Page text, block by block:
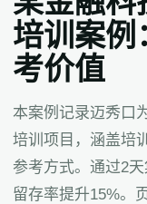
培训案例
考价值
本案例记录迈秀口
培训项目，涵盖培
参考方式。通过2
留存率提升15%。